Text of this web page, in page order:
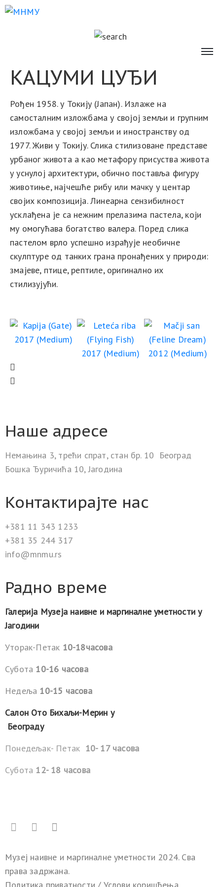
KAЦУМИ ЦУЂИ
Рођен 1958. у Токију (Јапан). Излаже на
самосталним изложбама у својој земљи и групним
изложбама у својој земљи и иностранству од
1977. Живи у Токију. Слика стилизоване представе
урбаног живота а као метафору присуства живота
у уснулој архитектури, обично поставља фигуру
животиње, најчешће рибу или мачку у центар
својих композиција. Линеарна сензибилност
усклађена је са нежним прелазима пастела, који
му омогућава богатство валера. Поред слика
пастелом врло успешно израђује необичне
скулптуре од танких грана пронађених у природи:
змајеве, птице, рептиле, оригинално их
стилизујући.
Наше адресе
Немањина 3, трећи спрат, стан бр. 10 Београд
Бошка Ђуричића 10, Јагодина
Контактирајте нас
+381 11 343 1233
+381 35 244 317
info@mnmu.rs
Радно време
Галерија Музеја наивне и маргиналне уметности у
Јагодини
Уторак-Петак 10-18часова
Субота 10-16 часова
Недеља 10-15 часова
Салон Ото Бихаљи-Мерин у
Београду
Понедељак- Петак 10- 17 часова
Субота 12- 18 часова
Музеј наивне и маргиналне уметности 2024. Сва
права задржана.
Политика приватности / Услови коришћења